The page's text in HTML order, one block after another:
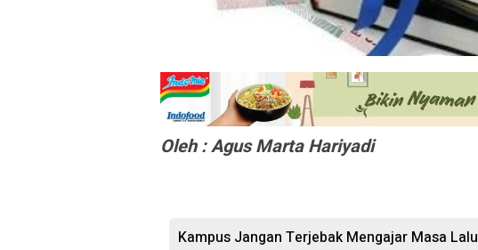
Oleh : Agus Marta Hariyadi
Kampus Jangan Terjebak Mengajar Masa Lalu